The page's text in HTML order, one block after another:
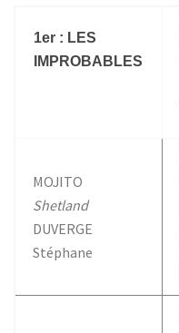
1er : LES
IMPROBABLES
MOJITO
Shetland
DUVERGE
Stéphane